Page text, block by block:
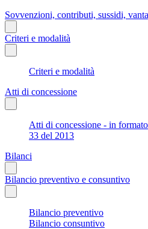
Sovvenzioni, contributi, sussidi,
Criteri e modalità
Criteri e modalità
Atti di concessione
Atti di concessione - in
33 del 2013
Bilanci
Bilancio preventivo e consuntivo
Bilancio preventivo
Bilancio consuntivo